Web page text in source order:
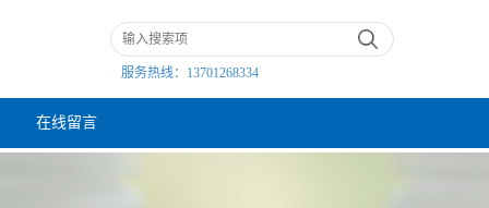
服务热线： 13701268334
在线留言